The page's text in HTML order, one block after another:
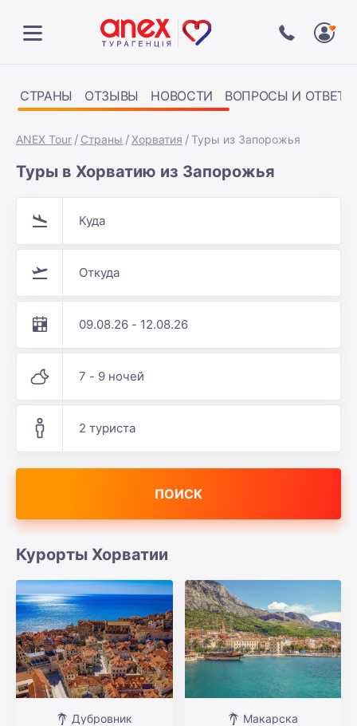
СТРАНЫ ОТЗЫВЫ НОВОСТИ ВОПРОСЫ И ОТВЕТЫ
ANEX Tour Страны Хорватия Туры из Запорожья
Туры в Хорватию из Запорожья
Куда
Откуда
09.08.26 - 12.08.26
7 - 9 ночей
2 туриста
ПОИСК
Курорты Хорватии
Дубровник Макарска